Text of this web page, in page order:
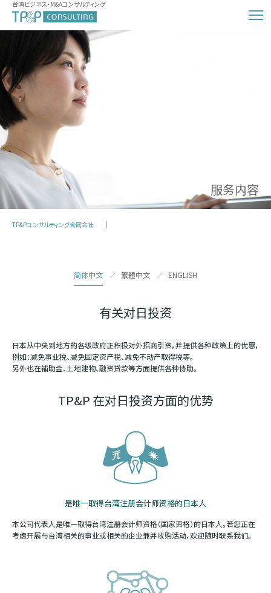
台湾ビジネス・M&Aコンサルティング
服务内容
TP&Pコンサルティング合同会社
简体中文 繁體中文 ENGLISH
有关对日投资
日本从中央到地方的各级政府正积极对外招商引资，并提供各种政策上的优惠，
例如：减免事业税、减免固定资产税、减免不动产取得税等。
另外也在補助金、土地建物、融资贷款等方面提供各种协助。
TP&P 在对日投资方面的优势
是唯一取得台湾注册会计师资格的日本人
本公司代表人是唯一取得台湾注册会计师资格（国家资格）的日本人。若您正在
考虑开展与台湾相关的事业或相关的企业兼并收购活动，欢迎随时联系我们。